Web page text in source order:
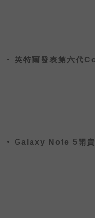
英特爾發表第六代
Galaxy Note 5開賣